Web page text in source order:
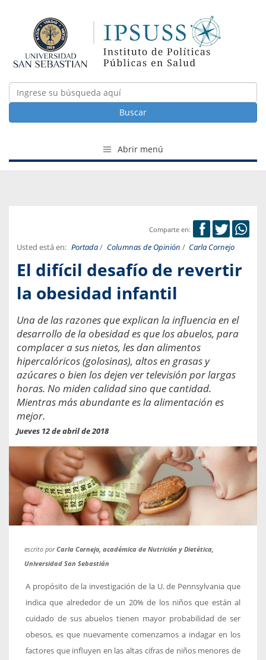
Buscar
Abrir menú
Comparte en:
Usted está en: Portada/ Columnas de Opinión / Carla Cornejo
El difícil desafío de revertir
la obesidad infantil
Una de las razones que explican la influencia en el
desarrollo de la obesidad es que los abuelos, para
complacer a sus nietos, les dan alimentos
hipercalóricos (golosinas), altos en grasas y
azúcares o bien los dejen ver televisión por largas
horas. No miden calidad sino que cantidad.
Mientras más abundante es la alimentación es
mejor.
Jueves 12 de abril de 2018
escrito porCarla Cornejo, académica de Nutrición y Dietética,
Universidad San Sebastián
A propósito de la investigación de la U. de Pennsylvania que
indica que alrededor de un 20% de los niños que están al
cuidado de sus abuelos tienen mayor probabilidad de ser
obesos, es que nuevamente comenzamos a indagar en los
factores que influyen en las altas cifras de niños menores de